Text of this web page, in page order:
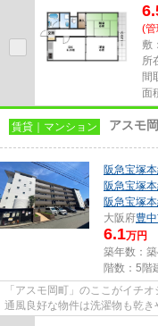
(
敷
所
間
面
賃貸｜マンション アスモ
阪急宝塚
阪急宝塚
阪急宝塚
大阪府豊
6.1万円
築年数：
階数：5階
「アスモ岡町」のここがイチ
通風良好な物件は洗濯物も乾